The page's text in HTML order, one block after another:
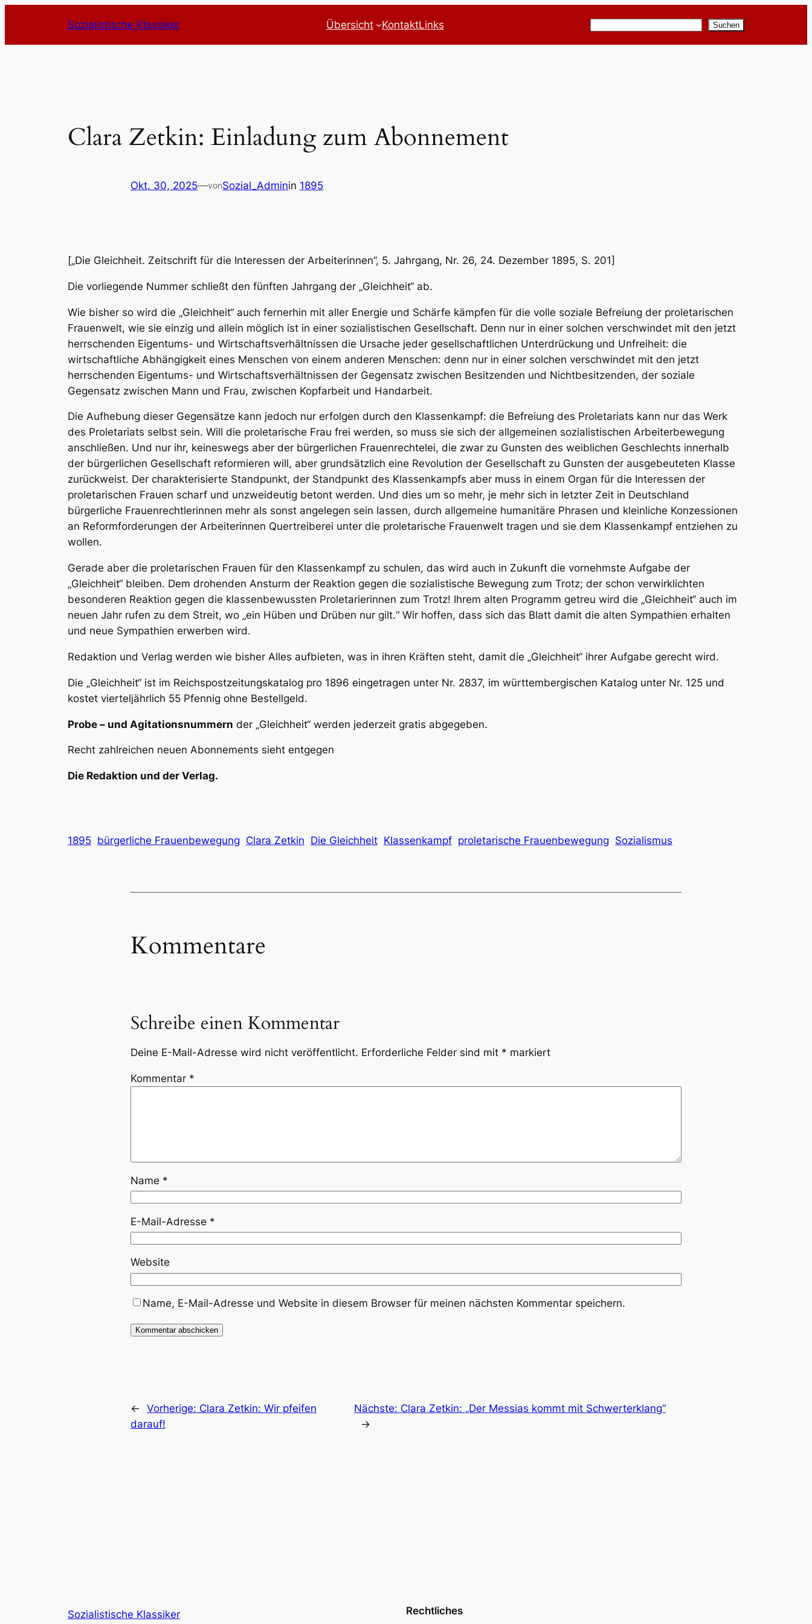
springen
Sozialistische Klassiker Übersicht KontaktLinks Suchen
Clara Zetkin: Einladung zum Abonnement
Okt. 30, 2025—vonSozial_Adminin 1895
[„Die Gleichheit. Zeitschrift für die Interessen der Arbeiterinnen”, 5. Jahrgang, Nr. 26, 24. Dezember 1895, S. 201]
Die vorliegende Nummer schließt den fünften Jahrgang der „Gleichheit“ ab.
Wie bisher so wird die „Gleichheit“ auch fernerhin mit aller Energie und Schärfe kämpfen für die volle soziale Befreiung der proletarischen
Frauenwelt, wie sie einzig und allein möglich ist in einer sozialistischen Gesellschaft. Denn nur in einer solchen verschwindet mit den jetzt
herrschenden Eigentums- und Wirtschaftsverhältnissen die Ursache jeder gesellschaftlichen Unterdrückung und Unfreiheit: die
wirtschaftliche Abhängigkeit eines Menschen von einem anderen Menschen: denn nur in einer solchen verschwindet mit den jetzt
herrschenden Eigentums- und Wirtschaftsverhältnissen der Gegensatz zwischen Besitzenden und Nichtbesitzenden, der soziale
Gegensatz zwischen Mann und Frau, zwischen Kopfarbeit und Handarbeit.
Die Aufhebung dieser Gegensätze kann jedoch nur erfolgen durch den Klassenkampf: die Befreiung des Proletariats kann nur das Werk
des Proletariats selbst sein. Will die proletarische Frau frei werden, so muss sie sich der allgemeinen sozialistischen Arbeiterbewegung
anschließen. Und nur ihr, keineswegs aber der bürgerlichen Frauenrechtelei, die zwar zu Gunsten des weiblichen Geschlechts innerhalb
der bürgerlichen Gesellschaft reformieren will, aber grundsätzlich eine Revolution der Gesellschaft zu Gunsten der ausgebeuteten Klasse
zurückweist. Der charakterisierte Standpunkt, der Standpunkt des Klassenkampfs aber muss in einem Organ für die Interessen der
proletarischen Frauen scharf und unzweideutig betont werden. Und dies um so mehr, je mehr sich in letzter Zeit in Deutschland
bürgerliche Frauenrechtlerinnen mehr als sonst angelegen sein lassen, durch allgemeine humanitäre Phrasen und kleinliche Konzessionen
an Reformforderungen der Arbeiterinnen Quertreiberei unter die proletarische Frauenwelt tragen und sie dem Klassenkampf entziehen zu
wollen.
Gerade aber die proletarischen Frauen für den Klassenkampf zu schulen, das wird auch in Zukunft die vornehmste Aufgabe der
„Gleichheit“ bleiben. Dem drohenden Ansturm der Reaktion gegen die sozialistische Bewegung zum Trotz; der schon verwirklichten
besonderen Reaktion gegen die klassenbewussten Proletarierinnen zum Trotz! Ihrem alten Programm getreu wird die „Gleichheit“ auch im
neuen Jahr rufen zu dem Streit, wo „ein Hüben und Drüben nur gilt.“ Wir hoffen, dass sich das Blatt damit die alten Sympathien erhalten
und neue Sympathien erwerben wird.
Redaktion und Verlag werden wie bisher Alles aufbieten, was in ihren Kräften steht, damit die „Gleichheit“ ihrer Aufgabe gerecht wird.
Die „Gleichheit“ ist im Reichspostzeitungskatalog pro 1896 eingetragen unter Nr. 2837, im württembergischen Katalog unter Nr. 125 und
kostet vierteljährlich 55 Pfennig ohne Bestellgeld.
Probe – und Agitationsnummern der „Gleichheit“ werden jederzeit gratis abgegeben.
Recht zahlreichen neuen Abonnements sieht entgegen
Die Redaktion und der Verlag.
1895 bürgerliche Frauenbewegung Clara Zetkin Die Gleichheit Klassenkampf proletarische Frauenbewegung Sozialismus
Kommentare
Schreibe einen Kommentar
Deine E-Mail-Adresse wird nicht veröffentlicht. Erforderliche Felder sind mit * markiert
Kommentar *
Name *
E-Mail-Adresse *
Website
Name, E-Mail-Adresse und Website in diesem Browser für meinen nächsten Kommentar speichern.
← Vorherige: Clara Zetkin: Wir pfeifen
darauf!
Nächste: Clara Zetkin: „Der Messias kommt mit Schwerterklang“
→
Sozialistische Klassiker Rechtliches